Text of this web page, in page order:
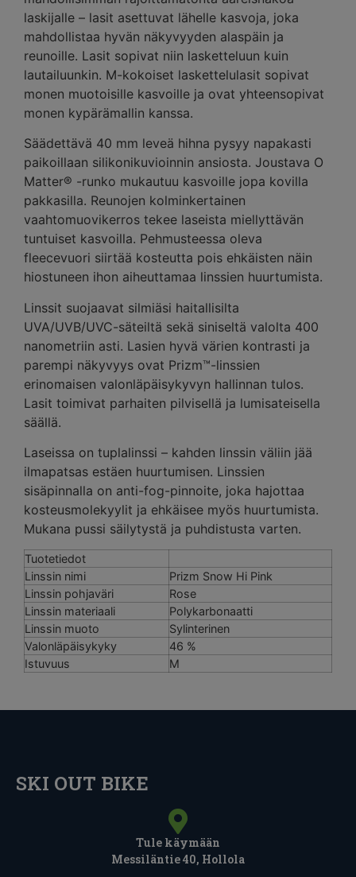
laskijalle – lasit asettuvat lähelle kasvoja, joka
mahdollistaa hyvän näkyvyyden alaspäin ja
reunoille. Lasit sopivat niin lasketteluun kuin
lautailuunkin. M-kokoiset laskettelulasit sopivat
monen muotoisille kasvoille ja ovat yhteensopivat
monen kypärämallin kanssa.
Säädettävä 40 mm leveä hihna pysyy napakasti
paikoillaan silikonikuvioinnin ansiosta. Joustava O
Matter® -runko mukautuu kasvoille jopa kovilla
pakkasilla. Reunojen kolminkertainen
vaahtomuovikerros tekee laseista miellyttävän
tuntuiset kasvoilla. Pehmusteessa oleva
fleecevuori siirtää kosteutta pois ehkäisten näin
hiostuneen ihon aiheuttamaa linssien huurtumista.
Linssit suojaavat silmiäsi haitallisilta
UVA/UVB/UVC-säteiltä sekä siniseltä valolta 400
nanometriin asti. Lasien hyvä värien kontrasti ja
parempi näkyvyys ovat Prizm™-linssien
erinomaisen valonläpäisykyvyn hallinnan tulos.
Lasit toimivat parhaiten pilvisellä ja lumisateisella
säällä.
Laseissa on tuplalinssi – kahden linssin väliin jää
ilmapatsas estäen huurtumisen. Linssien
sisäpinnalla on anti-fog-pinnoite, joka hajottaa
kosteusmolekyylit ja ehkäisee myös huurtumista.
Mukana pussi säilytystä ja puhdistusta varten.
Tuotetiedot
Linssin nimi
Prizm Snow Hi Pink
Linssin pohjaväri
Rose
Linssin materiaali
Polykarbonaatti
Linssin muoto
Sylinterinen
Valonläpäisykyky
46 %
Istuvuus
M
SKI OUT BIKE
Tule käymään
Messiläntie 40, Hollola